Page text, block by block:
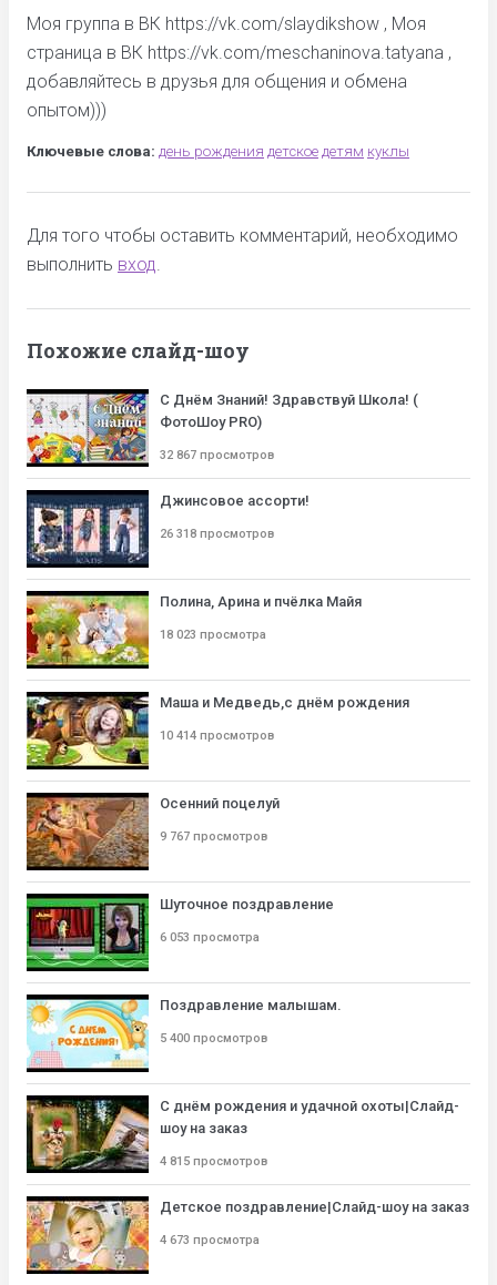
Моя группа в ВК https://vk.com/slaydikshow , Моя
страница в ВК https://vk.com/meschaninova.tatyana ,
добавляйтесь в друзья для общения и обмена
опытом)))
Ключевые слова: день рождения детское детям куклы
Для того чтобы оставить комментарий, необходимо
выполнить вход.
Похожие слайд-шоу
С Днём Знаний! Здравствуй Школа! (
ФотоШоу PRO)
32 867 просмотров
Джинсовое ассорти!
26 318 просмотров
Полина, Арина и пчёлка Майя
18 023 просмотра
Маша и Медведь,с днём рождения
10 414 просмотров
Осенний поцелуй
9 767 просмотров
Шуточное поздравление
6 053 просмотра
Поздравление малышам.
5 400 просмотров
С днём рождения и удачной охоты|Слайд-
шоу на заказ
4 815 просмотров
Детское поздравление|Слайд-шоу на заказ
4 673 просмотра